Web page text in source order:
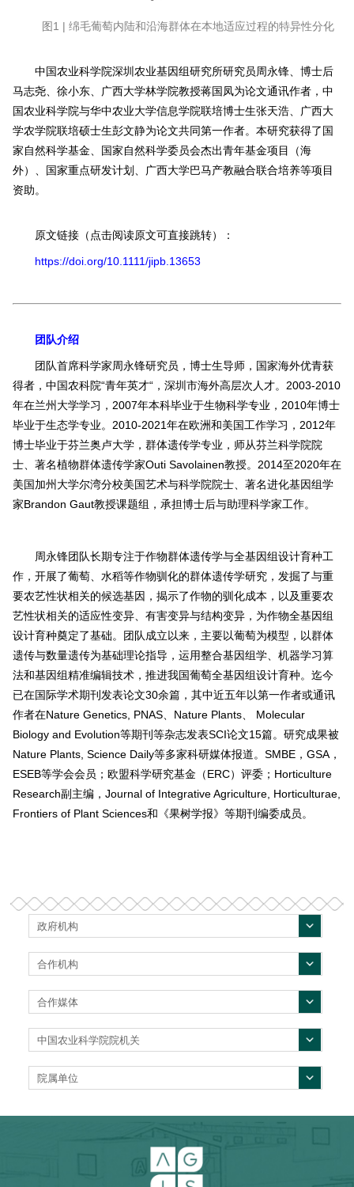
图1 | 绵毛葡萄内陆和沿海群体在本地适应过程的特异性分化
中国农业科学院深圳农业基因组研究所研究员周永锋、博士后
马志尧、徐小东、广西大学林学院教授蒋国凤为论文通讯作者，中
国农业科学院与华中农业大学信息学院联培博士生张天浩、广西大
学农学院联培硕士生彭文静为论文共同第一作者。本研究获得了国
家自然科学基金、国家自然科学委员会杰出青年基金项目（海
外）、国家重点研发计划、广西大学巴马产教融合联合培养等项目
资助。
原文链接（点击阅读原文可直接跳转）：
https://doi.org/10.1111/jipb.13653
团队介绍
团队首席科学家周永锋研究员，博士生导师，国家海外优青获
得者，中国农科院“青年英才“，深圳市海外高层次人才。2003-2010
年在兰州大学学习，2007年本科毕业于生物科学专业，2010年博士
毕业于生态学专业。2010-2021年在欧洲和美国工作学习，2012年
博士毕业于芬兰奥卢大学，群体遗传学专业，师从芬兰科学院院
士、著名植物群体遗传学家Outi Savolainen教授。2014至2020年在
美国加州大学尔湾分校美国艺术与科学院院士、著名进化基因组学
家Brandon Gaut教授课题组，承担博士后与助理科学家工作。
周永锋团队长期专注于作物群体遗传学与全基因组设计育种工
作，开展了葡萄、水稻等作物驯化的群体遗传学研究，发掘了与重
要农艺性状相关的候选基因，揭示了作物的驯化成本，以及重要农
艺性状相关的适应性变异、有害变异与结构变异，为作物全基因组
设计育种奠定了基础。团队成立以来，主要以葡萄为模型，以群体
遗传与数量遗传为基础理论指导，运用整合基因组学、机器学习算
法和基因组精准编辑技术，推进我国葡萄全基因组设计育种。迄今
已在国际学术期刊发表论文30余篇，其中近五年以第一作者或通讯
作者在Nature Genetics, PNAS、Nature Plants、 Molecular
Biology and Evolution等期刊等杂志发表SCI论文15篇。研究成果被
Nature Plants, Science Daily等多家科研媒体报道。SMBE，GSA，
ESEB等学会会员；欧盟科学研究基金（ERC）评委；Horticulture
Research副主编，Journal of Integrative Agriculture, Horticulturae,
Frontiers of Plant Sciences和《果树学报》等期刊编委成员。
政府机构
合作机构
合作媒体
中国农业科学院院机关
院属单位